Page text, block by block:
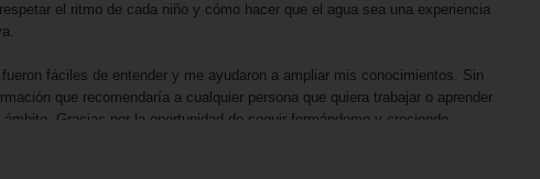
el ritmo de cada niño y cómo hacer que el agua sea una experiencia
fáciles de entender y me ayudaron a ampliar mis conocimientos. Sin
que recomendaría a cualquier persona que quiera trabajar o aprender
Gracias por la oportunidad de seguir formándome y creciendo